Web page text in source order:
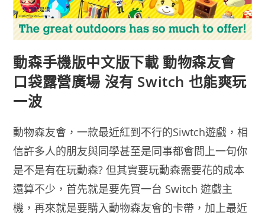
動森手機版中文版下載 動物森友會
口袋露營廣場 沒有 Switch 也能爽玩
一波
動物森友會，一款最近紅到不行的Siwtch遊戲，相
信許多人的朋友與同學甚至是同事都會問上一句你
是不是有在玩動森? 但其實要玩動森需要花的成本
還算不少，首先就是要先買一台 Switch 遊戲主
機，再來就是要購入動物森友會的卡帶，加上最近